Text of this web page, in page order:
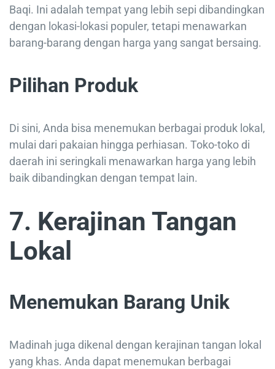
Baqi. Ini adalah tempat yang lebih sepi dibandingkan
dengan lokasi-lokasi populer, tetapi menawarkan
barang-barang dengan harga yang sangat bersaing.
Pilihan Produk
Di sini, Anda bisa menemukan berbagai produk lokal,
mulai dari pakaian hingga perhiasan. Toko-toko di
daerah ini seringkali menawarkan harga yang lebih
baik dibandingkan dengan tempat lain.
7. Kerajinan Tangan
Lokal
Menemukan Barang Unik
Madinah juga dikenal dengan kerajinan tangan lokal
yang khas. Anda dapat menemukan berbagai